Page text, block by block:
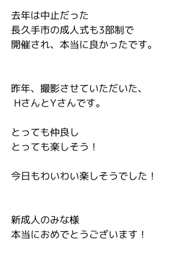
去年は中止だった
長久手市の成人式も3部制で
開催され、本当に良かったです。
昨年、撮影させていただいた、
HさんとYさんです。
とっても仲良し
とっても楽しそう！
今日もわいわい楽しそうでした！
新成人のみな様
本当におめでとうございます！